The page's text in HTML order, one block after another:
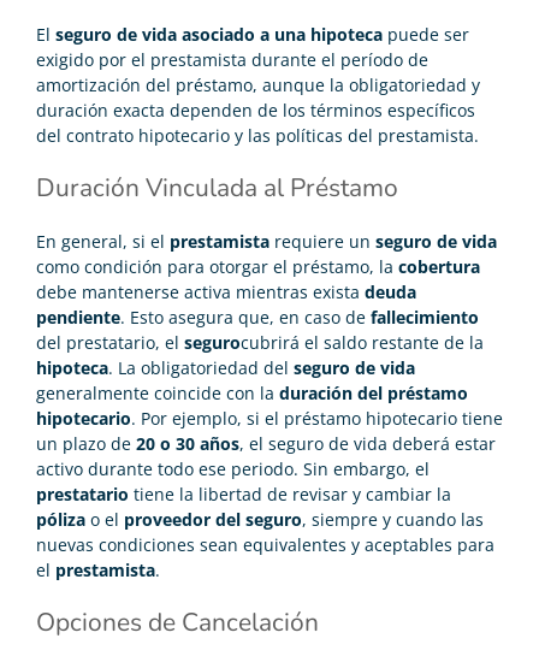
El seguro de vida asociado a una hipoteca puede ser
exigido por el prestamista durante el período de
amortización del préstamo, aunque la obligatoriedad y
duración exacta dependen de los términos específicos
del contrato hipotecario y las políticas del prestamista.
Duración Vinculada al Préstamo
En general, si el prestamista requiere un seguro de vida
como condición para otorgar el préstamo, la cobertura
debe mantenerse activa mientras exista deuda
pendiente. Esto asegura que, en caso de fallecimiento
del prestatario, el segurocubrirá el saldo restante de la
hipoteca. La obligatoriedad del seguro de vida
generalmente coincide con la duración del préstamo
hipotecario. Por ejemplo, si el préstamo hipotecario tiene
un plazo de 20 o 30 años, el seguro de vida deberá estar
activo durante todo ese periodo. Sin embargo, el
prestatario tiene la libertad de revisar y cambiar la
póliza o el proveedor del seguro, siempre y cuando las
nuevas condiciones sean equivalentes y aceptables para
el prestamista.
Opciones de Cancelación